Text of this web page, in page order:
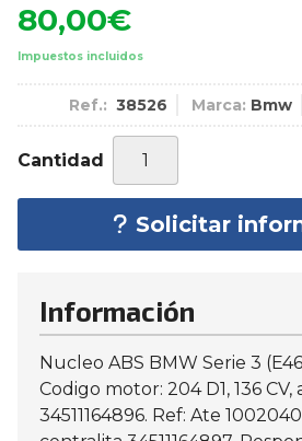
80,00€
Impuestos incluidos
Ref.: 38526 Marca: Bmw
Cantidad
Solicitar
Información
Nucleo ABS BMW Serie 3
Codigo motor: 204 D1, 136 CV,
34511164896. Ref: Ate